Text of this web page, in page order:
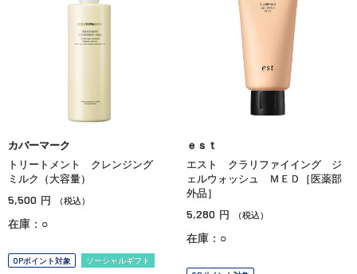
カバーマーク
トリートメント クレンジング
ミルク（大容量）
5,500 円 （税込）
在庫：○
OPポイント対象 ソーシャルギフト
ｅｓｔ
エスト クラリファイイング ジ
ェルウォッシュ ＭＥＤ［医薬部
外品］
5,280 円 （税込）
在庫：○